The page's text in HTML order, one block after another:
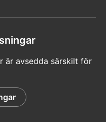
är avsedda särskilt för